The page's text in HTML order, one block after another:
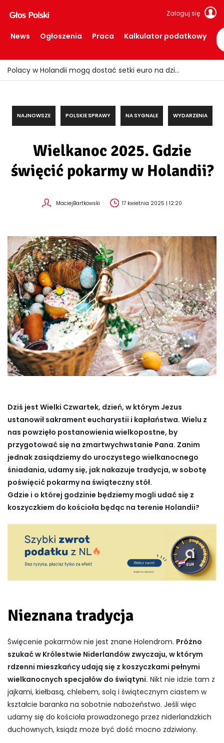
Zaloguj się
News Ogłoszenia Praca Kalkulator podatkowy
Polacy w Holandii mogą dostać setki euro na dzieci! Wiele rodzin nie zna tych świadczeń
NAJNOWSZE POLSKIE SPRAWY NA SYGNALE WYDARZENIA
Wielkanoc 2025. Gdzie
święcić pokarmy w Holandii?
MaciejBartkowski 17 kwietnia 2025 | 12:20
Dziś jest Wielki Czwartek, dzień, w którym Jezus
ustanowił sakrament eucharystii i kapłaństwa. Wielu z
nas powzięło postanowienia wielkopostne, by
przygotować się na zmartwychwstanie Pana. Zanim
jednak zasiądziemy do uroczystego wielkanocnego
śniadania, udamy się, jak nakazuje tradycja, w sobotę
poświęcić pokarmy na świąteczny stół.
Gdzie i o której godzinie będziemy mogli udać się z
koszyczkiem do kościoła będąc na terenie Holandii?
Nieznana tradycja
Święcenie pokarmów nie jest znane Holendrom. Próżno
szukać w Królestwie Niderlandów zwyczaju, w którym
rdzenni mieszkańcy udają się z koszyczkami pełnymi
wielkanocnych specjałów do świątyni. Nikt nie idzie tam z
jajkami, kiełbasą, chlebem, solą i świątecznym ciastem w
kształcie baranka na sobotnie nabożeństwo. Jeśli więc
udamy się do kościoła prowadzonego przez niderlandzkich
duchownych, ksiądz może być dość mocno zdziwiony.